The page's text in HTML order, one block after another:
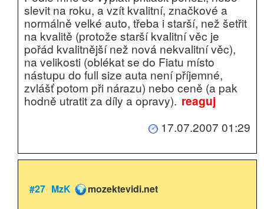
slevit na roku, a vzít kvalitní, značkové a
normálně velké auto, třeba i starší, než šetřit
na kvalitě (protože starší kvalitní věc je
pořád kvalitnější než nová nekvalitní věc),
na velikosti (oblékat se do Fiatu místo
nástupu do full size auta není příjemné,
zvlášť potom při nárazu) nebo ceně (a pak
hodně utratit za díly a opravy). reaguj
17.07.2007 01:29
#27 MzK mozektevidi.net